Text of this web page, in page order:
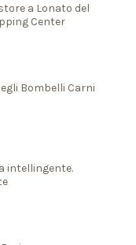
a Lonato del
Center
Bombelli Carni
intellingente.